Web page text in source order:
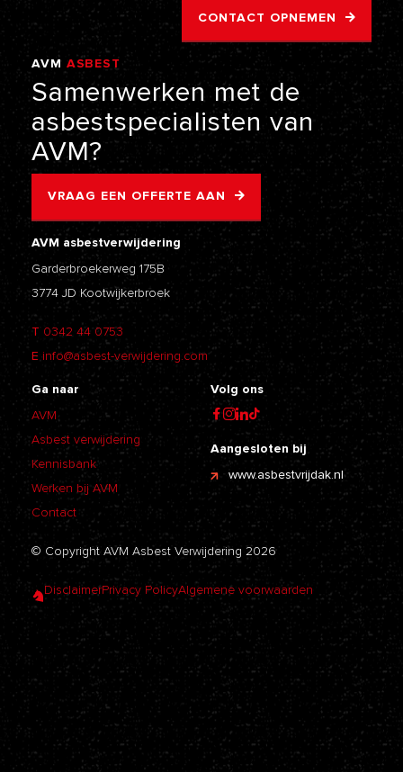
CONTACT OPNEMEN
AVM ASBEST
VERWIJDERING
Samenwerken met de
asbestspecialisten van
AVM?
VRAAG EEN OFFERTE AAN
AVM asbestverwijdering
Garderbroekerweg 175B
3774 JD Kootwijkerbroek
T 0342 44 0753
E info@asbest-verwijdering.com
Ga naar
AVM
Asbest verwijdering
Kennisbank
Werken bij AVM
Contact
Volg ons
Aangesloten bij
www.asbestvrijdak.nl
© Copyright AVM Asbest Verwijdering 2026
DisclaimerPrivacy PolicyAlgemene voorwaarden